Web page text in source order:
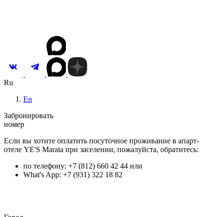
Ru
En
Забронировать
номер
Если вы хотите оплатить посуточное проживание в апарт-
отеле YE'S Marata при заселении, пожалуйста, обратитесь:
по телефону: +7 (812) 660 42 44 или
What's App: +7 (931) 322 18 82